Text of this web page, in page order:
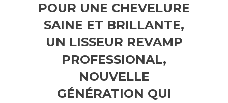
POUR UNE CHEVELURE
SAINE ET BRILLANTE,
UN LISSEUR REVAMP
PROFESSIONAL,
NOUVELLE
GÉNÉRATION QUI